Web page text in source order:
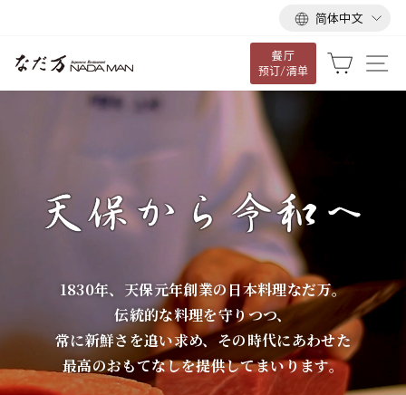
语
言
简体中文
な
だ
餐厅
预订/清单
大车
1830年、天保元年創業の日本料理なだ万。
伝統的な料理を守りつつ、
常に新鮮さを追い求め、その時代にあわせた
最高のおもてなしを提供してまいります。